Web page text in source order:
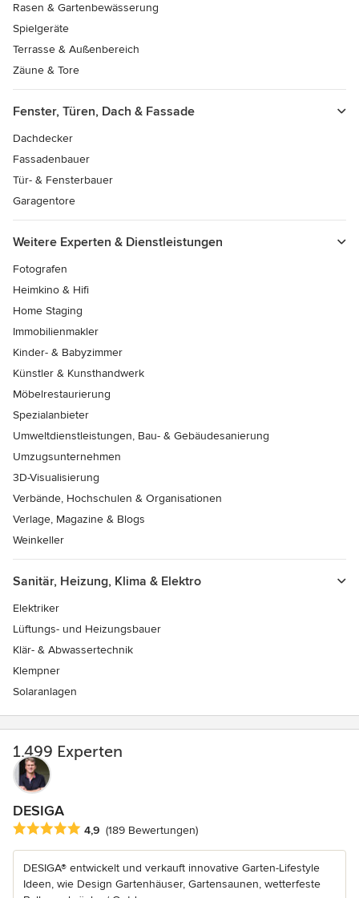
Rasen & Gartenbewässerung
Spielgeräte
Terrasse & Außenbereich
Zäune & Tore
Fenster, Türen, Dach & Fassade
Dachdecker
Fassadenbauer
Tür- & Fensterbauer
Garagentore
Weitere Experten & Dienstleistungen
Fotografen
Heimkino & Hifi
Home Staging
Immobilienmakler
Kinder- & Babyzimmer
Künstler & Kunsthandwerk
Möbelrestaurierung
Spezialanbieter
Umweltdienstleistungen, Bau- & Gebäudesanierung
Umzugsunternehmen
3D-Visualisierung
Verbände, Hochschulen & Organisationen
Verlage, Magazine & Blogs
Weinkeller
Sanitär, Heizung, Klima & Elektro
Elektriker
Lüftungs- und Heizungsbauer
Klär- & Abwassertechnik
Klempner
Solaranlagen
1.499 Experten
DESIGA
Durchschnittliche Bewertung: 4.9 von 5 Sternen
4,9 (189 Bewertungen)
DESIGA® entwickelt und verkauft innovative Garten-Lifestyle
Ideen, wie Design Gartenhäuser, Gartensaunen, wetterfeste